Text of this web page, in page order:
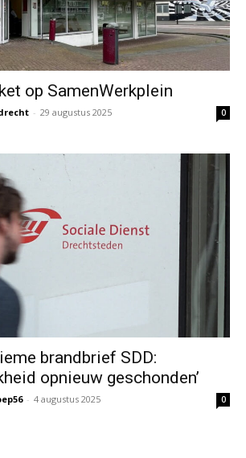
op SamenWerkplein
- 29 augustus 2025 0
brandbrief SDD:
opnieuw geschonden’
- 4 augustus 2025 0